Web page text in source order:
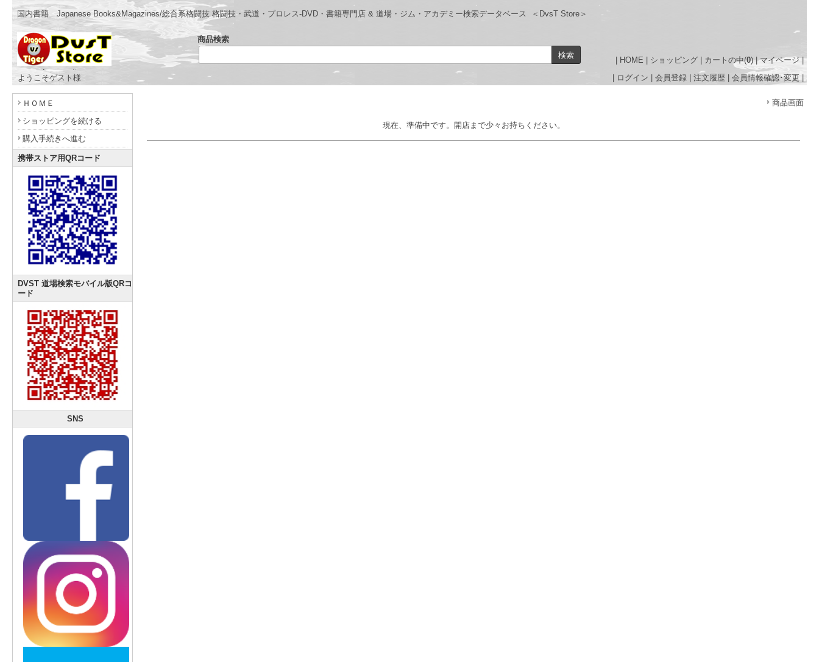
国内書籍 Japanese Books&Magazines/総合系格闘技 格闘技・武道・プロレス-DVD・書籍専門店 & 道場・ジム・アカデミー検索データベース ＜DvsT Store＞
HOME ショッピング カートの中(0)|マイページ|
- www.dragonvstiger.com -
商品検索
ようこそゲスト様 ログイン 会員登録 注文履歴 会員情報確認･変更
商品画面
現在、準備中です。開店まで少々お持ちください。
ＨＯＭＥ
ショッピングを続ける
購入手続きへ進む
携帯ストア用QRコード
DVST 道場検索モバイル版QRコ
ード
SNS